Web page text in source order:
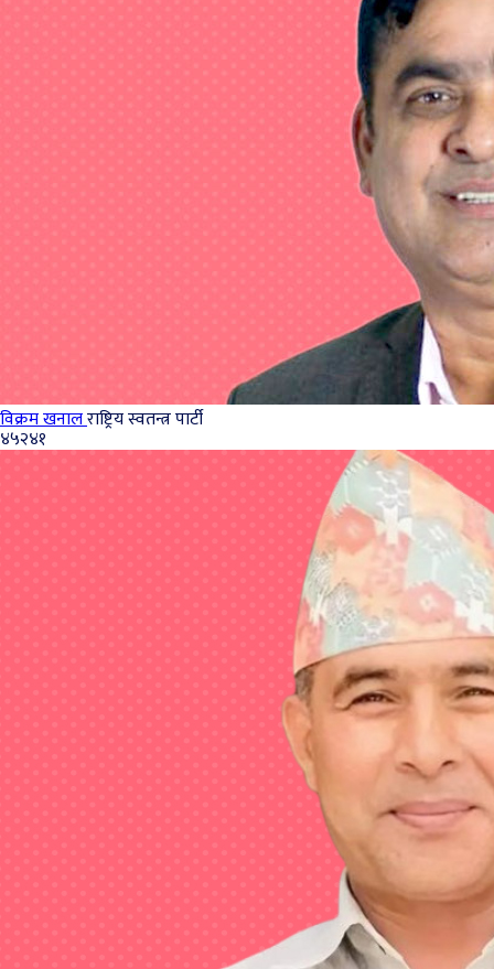
विक्रम खनालराष्ट्रिय स्वतन्त्र पार्टी
४५२४१